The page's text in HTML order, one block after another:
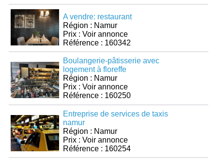
A vendre: restaurant
Région : Namur
Prix : Voir annonce
Référence : 160342
Boulangerie-pâtisserie avec
logement à floreffe
Région : Namur
Prix : Voir annonce
Référence : 160250
Entreprise de services de taxis
namur
Région : Namur
Prix : Voir annonce
Référence : 160254